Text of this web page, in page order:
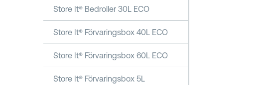
Store It® Bedroller 30L ECO
Store It® Förvaringsbox 40L ECO
Store It® Förvaringsbox 60L ECO
Store It® Förvaringsbox 5L